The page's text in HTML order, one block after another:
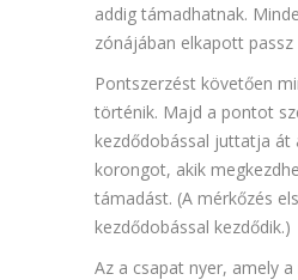
addig támadhatnak.
zónájában elkapott
Pontszerzést követően
történik. Majd a pontot
kezdődobással juttatja át
korongot, akik
támadást. (A mérkőzés
kezdődobással kezdődik.)
Az a csapat nyer, amely